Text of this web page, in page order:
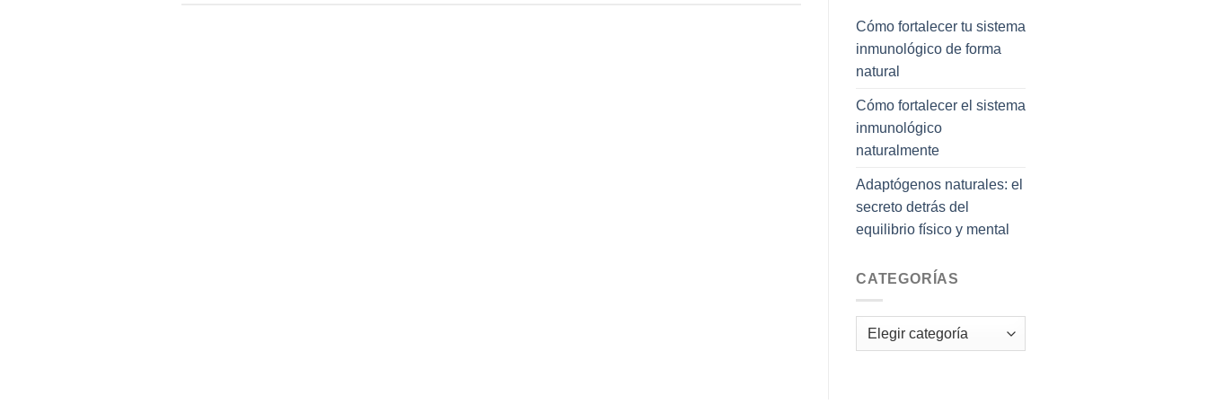
Cómo fortalecer tu sistema
inmunológico de forma
natural
Cómo fortalecer el sistema
inmunológico
naturalmente
Adaptógenos naturales: el
secreto detrás del
equilibrio físico y mental
CATEGORÍAS
Categorías